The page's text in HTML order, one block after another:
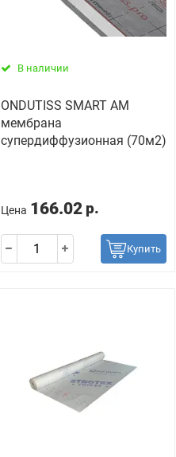
В наличии
ONDUTISS SMART AM
мембрана
супердиффузионная (70м2)
Цена 166.02 р.
Купить